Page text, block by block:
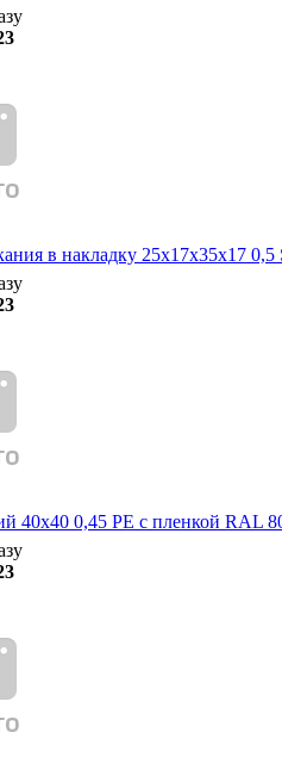
в накладку 25х17х35х17
40х40 0,45 PE с пленкой RAL